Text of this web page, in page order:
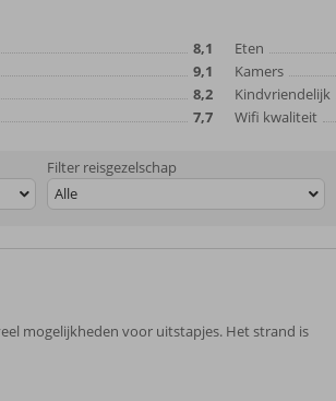
8,1
9,1
8,2
7,7
Eten
Kamers
Kindvriendelijk
Wifi kwaliteit
Filter reisgezelschap
Alle
mogelijkheden voor uitstapjes. Het strand is